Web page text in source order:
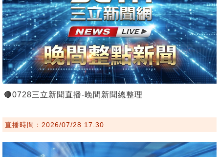
🔴0728三立新聞直播-晚間新聞總整理
直播時間：2026/07/28 17:30